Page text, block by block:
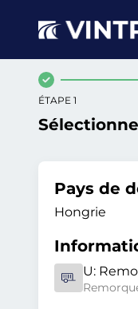
ÉTAPE 1
Pays de
Hongrie
U: